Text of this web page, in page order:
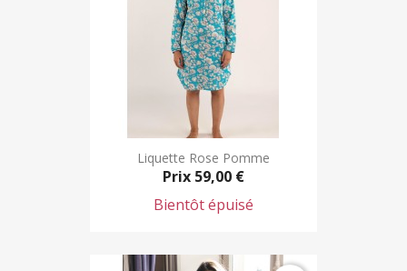
Liquette Rose Pomme
Prix 59,00 €
Bientôt épuisé